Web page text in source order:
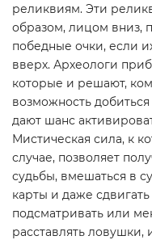
реликвиям. Эти
образом, лицом вниз,
победные очки, если
вверх. Археологи
которые и решают,
возможность
дают шанс
Мистическая сила, к
случае, позволяет
судьбы, вмешаться в
карты и даже
подсматривать или
расставлять